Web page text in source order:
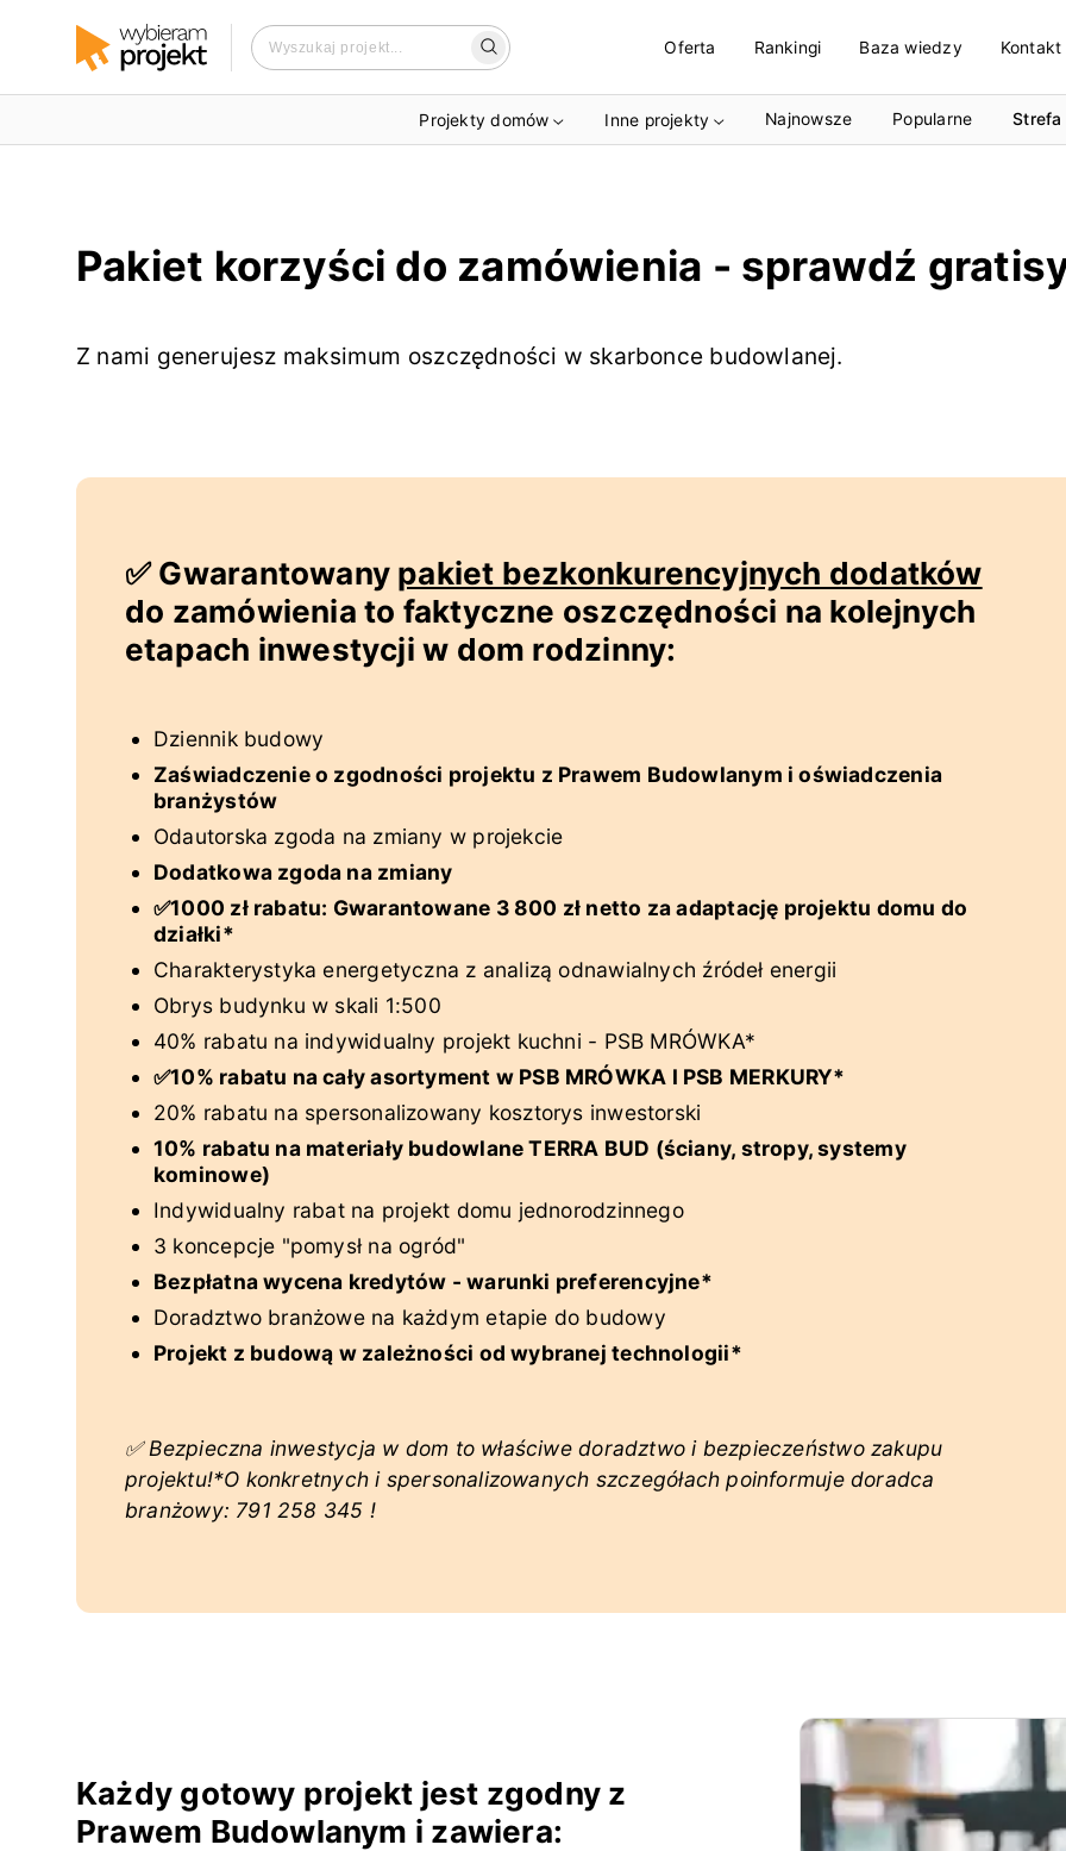
Oferta Rankingi Baza wiedzy Kontakt
Projekty domów Inne projekty Najnowsze Popularne Strefa
Pakiet korzyści do zamówienia - sprawdź
Z nami generujesz maksimum oszczędności w skarbonce budowlanej.
✅ Gwarantowany pakiet bezkonkurencyjnych dodatków
do zamówienia to faktyczne oszczędności na kolejnych
etapach inwestycji w dom rodzinny:
Dziennik budowy
Zaświadczenie o zgodności projektu z Prawem Budowlanym i oświadczenia
branżystów
Odautorska zgoda na zmiany w projekcie
Dodatkowa zgoda na zmiany
✅1000 zł rabatu: Gwarantowane 3 800 zł netto za adaptację projektu domu do
działki*
Charakterystyka energetyczna z analizą odnawialnych źródeł energii
Obrys budynku w skali 1:500
40% rabatu na indywidualny projekt kuchni - PSB MRÓWKA*
✅10% rabatu na cały asortyment w PSB MRÓWKA I PSB MERKURY*
20% rabatu na spersonalizowany kosztorys inwestorski
10% rabatu na materiały budowlane TERRA BUD (ściany, stropy, systemy
kominowe)
Indywidualny rabat na projekt domu jednorodzinnego
3 koncepcje "pomysł na ogród"
Bezpłatna wycena kredytów - warunki preferencyjne*
Doradztwo branżowe na każdym etapie do budowy
Projekt z budową w zależności od wybranej technologii*
✅ Bezpieczna inwestycja w dom to właściwe doradztwo i bezpieczeństwo zakupu
projektu!*O konkretnych i spersonalizowanych szczegółach poinformuje doradca
branżowy: 791 258 345 !
Każdy gotowy projekt jest zgodny z
Prawem Budowlanym i zawiera: